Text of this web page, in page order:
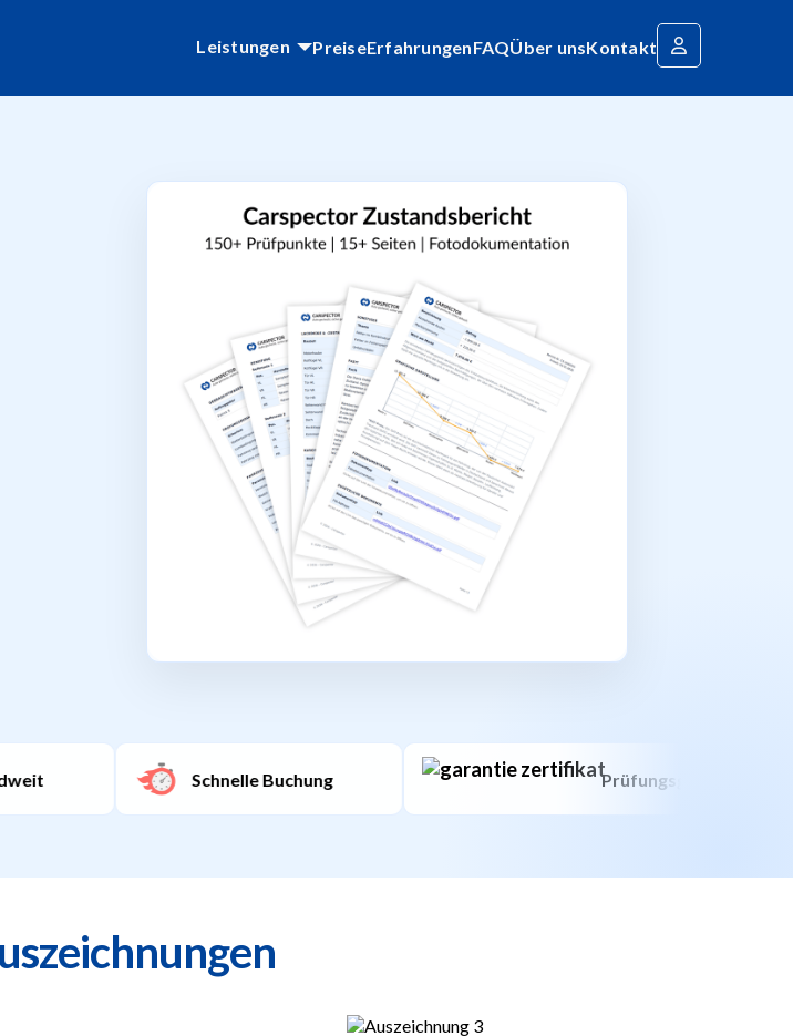
Leistungen PreiseErfahrungenFAQÜber unsKontakt
Schnelle Buchung Prüfungsgarantie